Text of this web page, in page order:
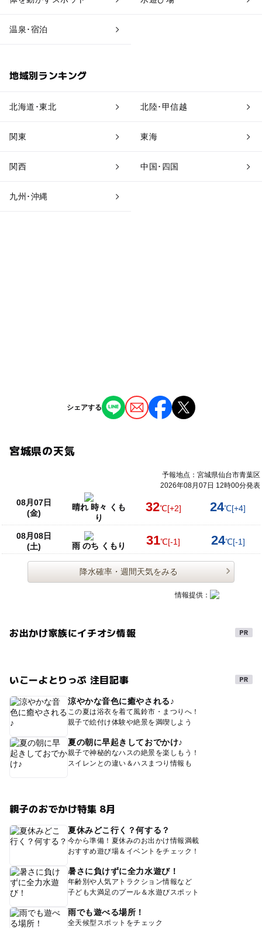
温泉･宿泊
地域別ランキング
北海道･東北 北陸･甲信越
関東 東海
関西 中国･四国
九州･沖縄
シェアする
宮城県の天気
予報地点：宮城県仙台市青葉区
2026年08月07日 12時00分発表
08月07日
(金)
晴れ 時々 くも
り
32℃[+2] 24℃[+4]
08月08日
(土)
雨 のち くもり 31℃[-1] 24℃[-1]
降水確率・週間天気をみる
情報提供：
お出かけ家族にイチオシ情報
いこーよとりっぷ 注目記事
涼やかな音色に癒やされる♪
この夏は浴衣を着て風鈴市・まつりへ！
親子で絵付け体験や絶景を満喫しよう
夏の朝に早起きしておでかけ♪
親子で神秘的なハスの絶景を楽しもう！
スイレンとの違い＆ハスまつり情報も
親子のおでかけ特集 8月
夏休みどこ行く？何する？
今から準備！夏休みのお出かけ情報満載
おすすめ遊び場＆イベントをチェック！
暑さに負けずに全力水遊び！
年齢別や人気アトラクション情報など
子ども大満足のプール＆水遊びスポット
雨でも遊べる場所！
全天候型スポットをチェック